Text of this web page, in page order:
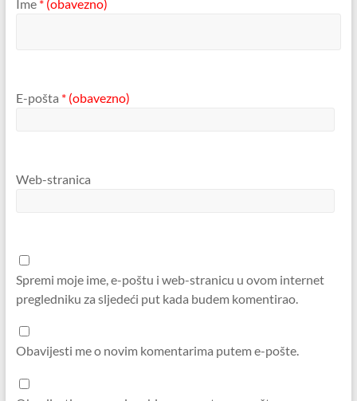
Ime * (obavezno)
E-pošta * (obavezno)
Web-stranica
Spremi moje ime, e-poštu i web-stranicu u ovom internet
pregledniku za sljedeći put kada budem komentirao.
Obavijesti me o novim komentarima putem e-pošte.